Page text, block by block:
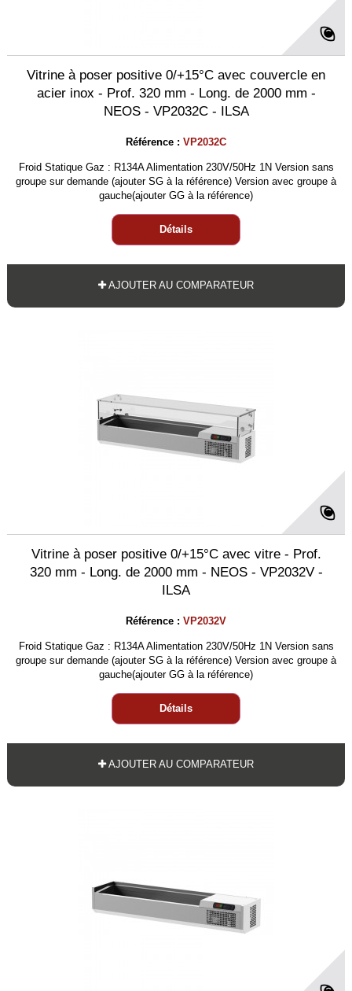
Vitrine à poser positive 0/+15°C avec couvercle en
acier inox - Prof. 320 mm - Long. de 2000 mm -
NEOS - VP2032C - ILSA
Référence : VP2032C
Froid Statique Gaz : R134A Alimentation 230V/50Hz 1N Version sans
groupe sur demande (ajouter SG à la référence) Version avec groupe à
gauche(ajouter GG à la référence)
Détails
AJOUTER AU COMPARATEUR
Vitrine à poser positive 0/+15°C avec vitre - Prof.
320 mm - Long. de 2000 mm - NEOS - VP2032V -
ILSA
Référence : VP2032V
Froid Statique Gaz : R134A Alimentation 230V/50Hz 1N Version sans
groupe sur demande (ajouter SG à la référence) Version avec groupe à
gauche(ajouter GG à la référence)
Détails
AJOUTER AU COMPARATEUR